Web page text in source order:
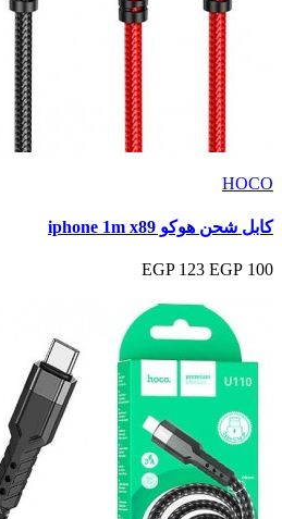
HOCO
كابل شحن هوكو iphone 1m x89
100 EGP
123 EGP